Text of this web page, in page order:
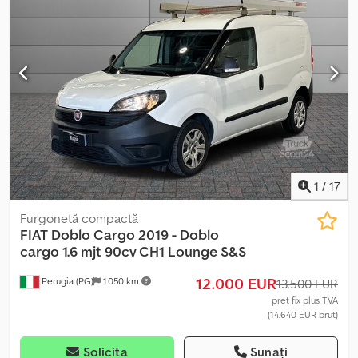
1 / 17
Perugia (PG) 1.050 km
Furgonetă compactă
FIAT Doblo Cargo 2019 - Doblo
cargo 1.6 mjt 90cv CH1 Lounge S&S
12.000 EUR13.500 EUR
preț fix plus TVA
(14.640 EUR brut)
Solicita Sunați